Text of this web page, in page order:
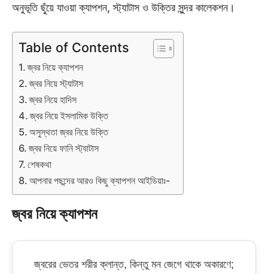
অনুভূতি ছুঁয়ে যাওয়া ক্যাপশন, স্ট্যাটাস ও উক্তির সুন্দর কালেকশন।
Table of Contents
জ্বর নিয়ে ক্যাপশন
জ্বর নিয়ে স্ট্যাটাস
জ্বর নিয়ে হাদিস
জ্বর নিয়ে ইসলামিক উক্তি
অসুস্থতা জ্বর নিয়ে উক্তি
জ্বর নিয়ে ফানি স্ট্যাটাস
শেষকথা
আপনার পছন্দের আরও কিছু ক্যাপশন আইডিয়াঃ-
জ্বর নিয়ে ক্যাপশন
জ্বরের ভেতর শরীর ক্লান্ত, কিন্তু মন জেগে থাকে অকারণে;